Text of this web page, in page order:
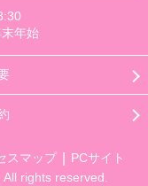
年始
スマップ
PCサイト
rights reserved.